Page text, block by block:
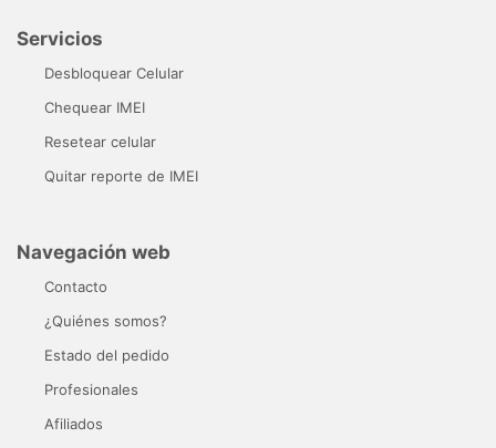
Servicios
Desbloquear Celular
Chequear IMEI
Resetear celular
Quitar reporte de IMEI
Navegación web
Contacto
¿Quiénes somos?
Estado del pedido
Profesionales
Afiliados